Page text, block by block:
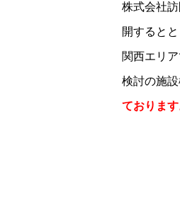
株式会社
開すると
関西エリ
検討の施
ております